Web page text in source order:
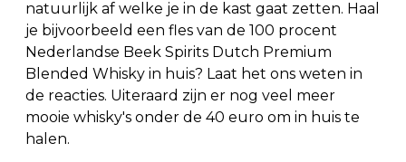
natuurlijk af welke je in de kast gaat zetten. Haal
je bijvoorbeeld een fles van de 100 procent
Nederlandse Beek Spirits Dutch Premium
Blended Whisky in huis? Laat het ons weten in
de reacties. Uiteraard zijn er nog veel meer
mooie whisky's onder de 40 euro om in huis te
halen.